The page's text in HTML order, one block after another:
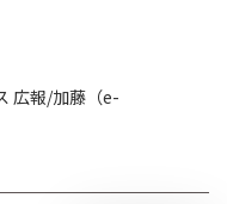
広報/加藤（e-